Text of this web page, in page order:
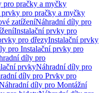
pro pračky a myčky
pro pračky a myčky
zatíženíNáhradní díly pro
Instalační prvky pro
pro dřezyInstalační prvky
pro Instalační prvky pro
díly pro
prvkyNáhradní díly pro
díly pro Prvky pro
díly pro Montážní